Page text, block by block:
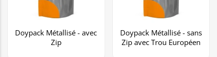
Doypack Métallisé - avec
Zip
Doypack Métallisé - sans
Zip avec Trou Européen